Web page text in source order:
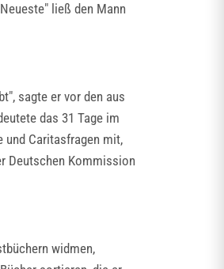
ließ den Mann
sagte er vor den aus
das 31 Tage im
und Caritasfragen mit,
Deutschen Kommission
widmen,